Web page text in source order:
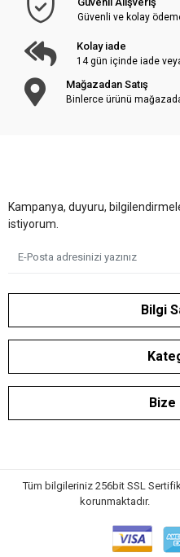
Güvenli ve kolay
Kolay iade
14 gün içinde iade
Mağazadan Satış
Binlerce ürünü
Kampanya, duyuru,
istiyorum.
Bilgi
Bize
Tüm bilgileriniz 256bit SSL
korunmaktadır.